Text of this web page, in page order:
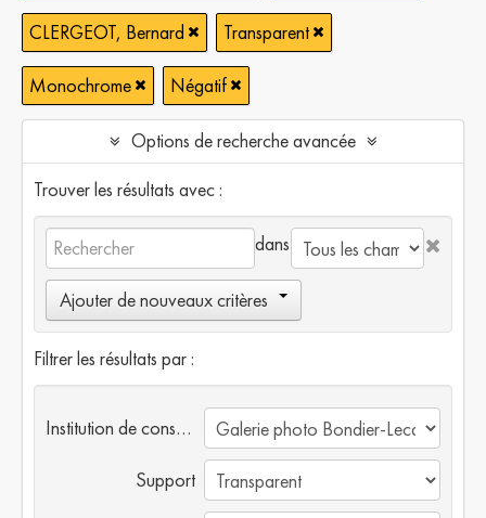
CLERGEOT, Bernard Transparent
Monochrome Négatif
Options de recherche avancée
Trouver les résultats avec :
dans
Ajouter de nouveaux critères
Filtrer les résultats par :
Institution de conservation
Support